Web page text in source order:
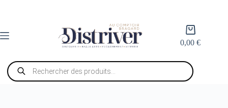
Panier
d’achat
0,00€
Recherche
de
produits